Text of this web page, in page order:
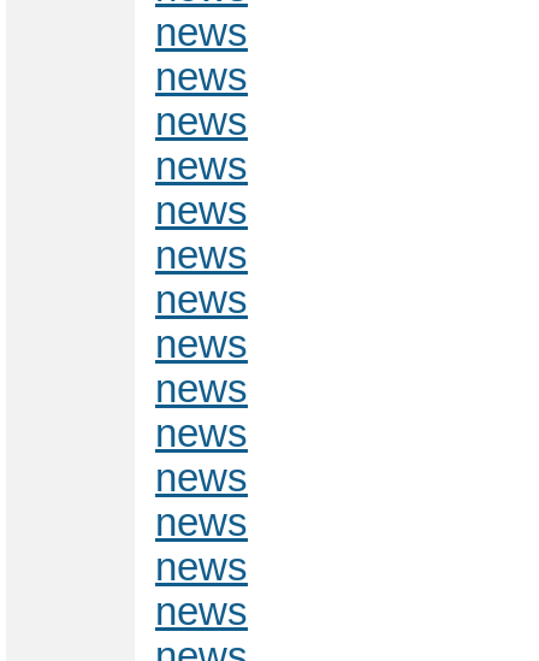
news
news
news
news
news
news
news
news
news
news
news
news
news
news